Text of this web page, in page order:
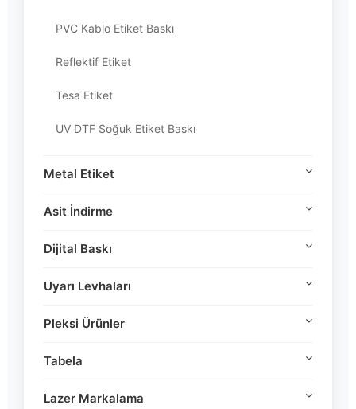
PVC Kablo Etiket Baskı
Reflektif Etiket
Tesa Etiket
UV DTF Soğuk Etiket Baskı
Metal Etiket
Asit İndirme
Dijital Baskı
Uyarı Levhaları
Pleksi Ürünler
Tabela
Lazer Markalama